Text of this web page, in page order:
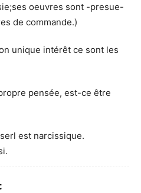
oeuvres sont -presue-
de commande.)
unique intérêt ce sont les
pensée, est-ce être
est narcissique.